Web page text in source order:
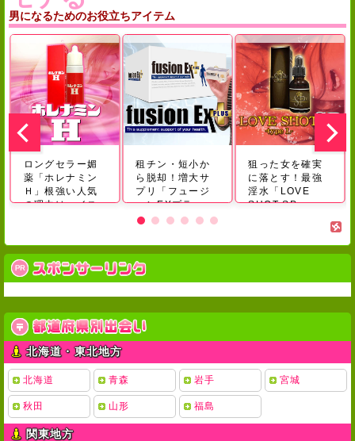
男になるためのお役立ちアイテム
租チン・短小か
ら脱却！増大サ
プリ‎「フュージ
ョンEXプラ
ス」...
狙った女を確実
に落とす！最強
淫水「LOVE
SHOT SP ...
ロングセラー媚
薬「ホレナミン
Ｈ」根強い人気
の理由はハイス
北海道・東北地方
北海道 青森 岩手 宮城
秋田 山形 福島
関東地方